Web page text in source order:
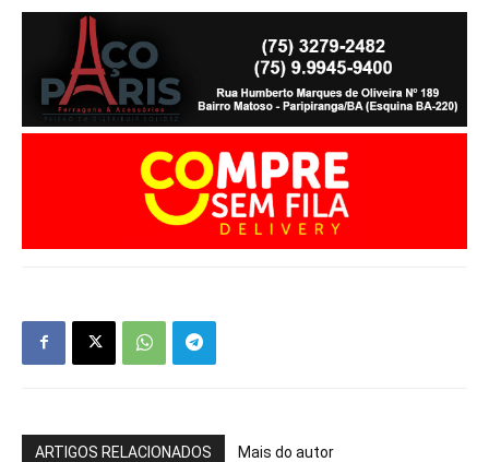
ARTIGOS RELACIONADOS Mais do autor